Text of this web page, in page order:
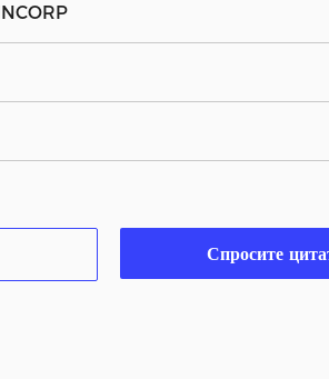
Спросите